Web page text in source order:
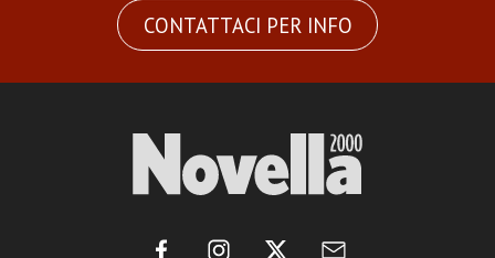
CONTATTACI PER INFO